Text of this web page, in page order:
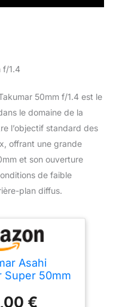
f/1.4
50mm f/1.4 est le
le domaine de la
l’objectif standard des
offrant une grande
et son ouverture
de faible
plan diffus.
Asahi
Super 50mm
Digital
€